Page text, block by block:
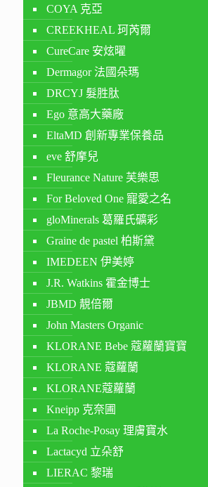
COYA 克亞
CREEKHEAL 珂芮爾
CureCare 安炫曜
Dermagor 法國朵瑪
DRCYJ 髮胜肽
Ego 意高大藥廠
EltaMD 創新專業保養品
eve 舒摩兒
Fleurance Nature 芙樂思
For Beloved One 寵愛之名
gloMinerals 葛羅氏礦彩
Graine de pastel 柏斯黛
IMEDEEN 伊美婷
J.R. Watkins 霍金博士
JBMD 靚倍爾
John Masters Organic
KLORANE Bebe 蔻蘿蘭寶寶
KLORANE 蔻蘿蘭
KLORANE蔻蘿蘭
Kneipp 克奈圃
La Roche-Posay 理膚寶水
Lactacyd 立朵舒
LIERAC 黎瑞